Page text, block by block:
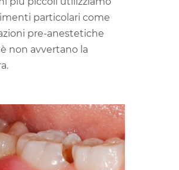
particolari come
pre-anestetiche
non avvertano la